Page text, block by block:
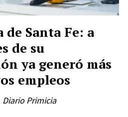
Santa Fe: a
de su
ya generó más
empleos
Diario Primicia